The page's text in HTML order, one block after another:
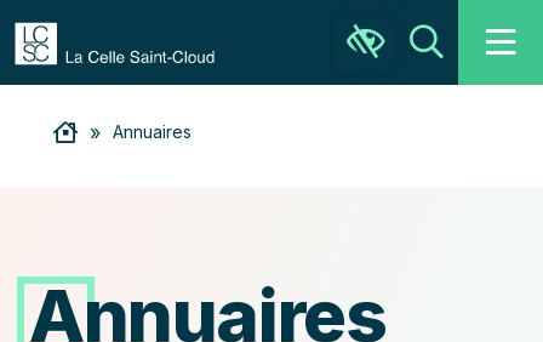
Ouvrir la barre d’outils
» Annuaires
Annuaires